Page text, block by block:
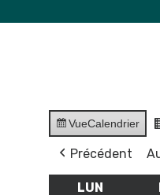
VueCalendrier
Précédent
LUN